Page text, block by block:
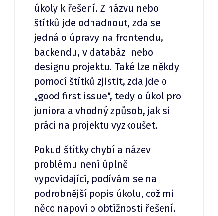
úkoly k řešení. Z názvu nebo
štítků jde odhadnout, zda se
jedná o úpravy na frontendu,
backendu, v databázi nebo
designu projektu. Také lze někdy
pomocí štítků zjistit, zda jde o
„good first issue“, tedy o úkol pro
juniora a vhodný způsob, jak si
práci na projektu vyzkoušet.
Pokud štítky chybí a název
problému není úplně
vypovídající, podívám se na
podrobnější popis úkolu, což mi
něco napoví o obtížnosti řešení.